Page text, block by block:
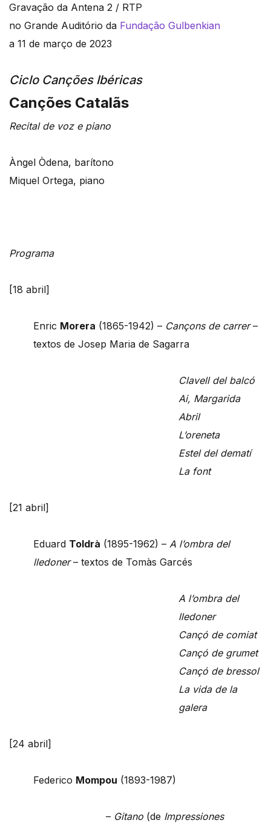
Gravação da Antena 2 / RTP
no Grande Auditório da Fundação Gulbenkian
a 11 de março de 2023
Ciclo Canções Ibéricas
Canções Catalãs
Recital de voz e piano
Àngel Òdena, barítono
Miquel Ortega, piano
Programa
[18 abril]
Enric Morera (1865-1942) – Cançons de carrer–
textos de Josep Maria de Sagarra
Clavell del balcó
Ai, Margarida
Abril
L’oreneta
Estel del dematí
La font
[21 abril]
Eduard Toldrà (1895-1962) – A l’ombra del
lledoner– textos de Tomàs Garcés
A l’ombra del
lledoner
Cançó de comiat
Cançó de grumet
Cançó de bressol
La vida de la
galera
[24 abril]
Federico Mompou (1893-1987)
– Gitano (de Impressiones